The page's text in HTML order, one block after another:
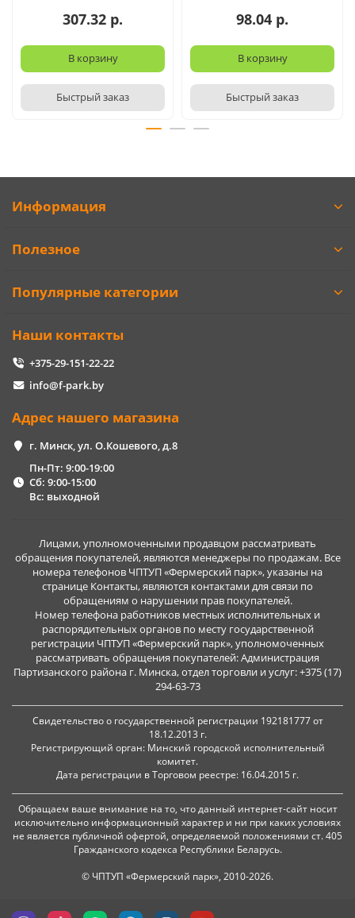
307.32 р.
В корзину
Быстрый заказ
98.04 р.
В корзину
Быстрый заказ
Информация
Полезное
Популярные категории
Наши контакты
+375-29-151-22-22
info@f-park.by
Адрес нашего магазина
г. Минск, ул. О.Кошевого, д.8
Пн-Пт: 9:00-19:00
Сб: 9:00-15:00
Вс: выходной
Лицами, уполномоченными продавцом рассматривать
обращения покупателей, являются менеджеры по продажам. Все
номера телефонов ЧПТУП «Фермерский парк», указаны на
странице Контакты, являются контактами для связи по
обращениям о нарушении прав покупателей.
Номер телефона работников местных исполнительных и
распорядительных органов по месту государственной
регистрации ЧПТУП «Фермерский парк», уполномоченных
рассматривать обращения покупателей: Администрация
Партизанского района г. Минска, отдел торговли и услуг: +375 (17)
294-63-73
Свидетельство о государственной регистрации 192181777 от
18.12.2013 г.
Регистрирующий орган: Минский городской исполнительный
комитет.
Дата регистрации в Торговом реестре: 16.04.2015 г.
Обращаем ваше внимание на то, что данный интернет-сайт носит
исключительно информационный характер и ни при каких условиях
не является публичной офертой, определяемой положениями ст. 405
Гражданского кодекса Республики Беларусь.
© ЧПТУП «Фермерский парк», 2010-2026.